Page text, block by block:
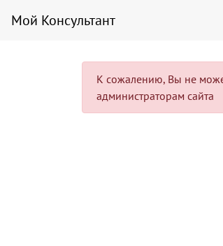
Мой Консультант
К сожалению, Вы не
администраторам сайта